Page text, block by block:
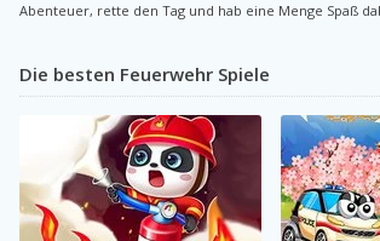
Abenteuer, rette den Tag und hab eine Menge Spaß
Die besten Feuerwehr Spiele